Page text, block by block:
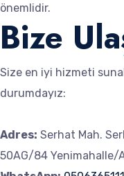
önemlidir.
Bize
Size en iyi hizmeti
durumdayız:
Adres: Serhat Mah.
50AG/84 Yenimahalle/